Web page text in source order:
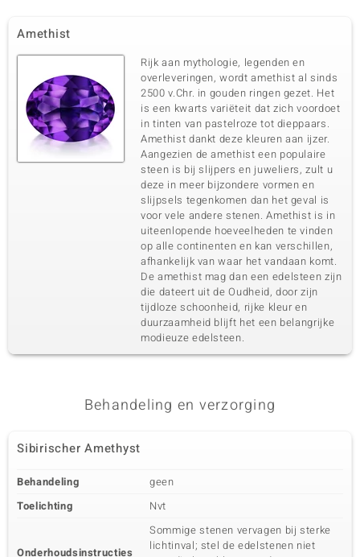
Zirkoon
Karaatgewicht som
0,163 ct
Slijpvorm
Rond geslepen
Zetting
Kanaal
Herkomst
Cambodja
Vierde edelsteen
Aantal en grootte
4 à 1,8 mm
Slijpvorm
Rond geslepen
Herkomst
Cambodja
Zirkoon
Aantal en grootte
2 à 1,7 mm
Herkomst
Zesde edelsteen
Zirkoon
1,207 ct
Slijpvorm
Rond geslepen
Amethist
Rijk aan mythologie, legenden en
overleveringen, wordt amethist al sinds
2500 v.Chr. in gouden ringen gezet. Het
is een kwarts variëteit dat zich voordoet
in tinten van pastelroze tot dieppaars.
Amethist dankt deze kleuren aan ijzer.
Aangezien de amethist een populaire
steen is bij slijpers en juweliers, zult u
deze in meer bijzondere vormen en
slijpsels tegenkomen dan het geval is
voor vele andere stenen. Amethist is in
uiteenlopende hoeveelheden te vinden
op alle continenten en kan verschillen,
afhankelijk van waar het vandaan komt.
De amethist mag dan een edelsteen zijn
die dateert uit de Oudheid, door zijn
tijdloze schoonheid, rijke kleur en
duurzaamheid blijft het een belangrijke
modieuze edelsteen.
Behandeling en verzorging
Sibirischer Amethyst
Behandeling
geen
Toelichting
Nvt
Onderhoudsinstructies
Sommige stenen vervagen bij sterke
lichtinval; stel de edelstenen niet